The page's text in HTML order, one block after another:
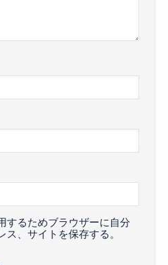
するためブラウザーに自分
ス、サイトを保存する。